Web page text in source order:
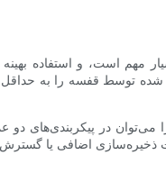
مهم است، و استفاده
توسط قفسه را به حداقل
می‌توان در پیکربندی‌های
ذخیره‌سازی اضافی یا